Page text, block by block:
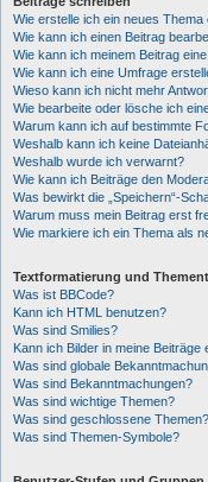
Wie erstelle ich ein neues Thema
Wie kann ich einen Beitrag
Wie kann ich meinem Beitrag
Wie kann ich eine Umfrage
Wieso kann ich nicht mehr
Wie bearbeite oder lösche ich
Warum kann ich auf bestimmte
Weshalb kann ich keine
Weshalb wurde ich verwarnt?
Wie kann ich Beiträge den
Was bewirkt die „Speichern“-
Warum muss mein Beitrag erst
Wie markiere ich ein Thema als
Textformatierung und
Was ist BBCode?
Kann ich HTML benutzen?
Was sind Smilies?
Kann ich Bilder in meine Beiträge
Was sind globale
Was sind Bekanntmachungen?
Was sind wichtige Themen?
Was sind geschlossene Themen?
Was sind Themen-Symbole?